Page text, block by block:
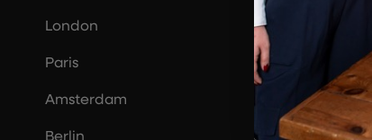
London
Paris
Amsterdam
Berlin